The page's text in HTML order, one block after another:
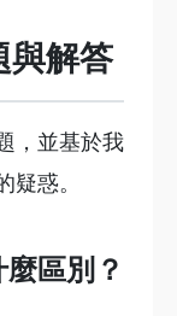
與解答
，並基於我
疑惑。
區別？